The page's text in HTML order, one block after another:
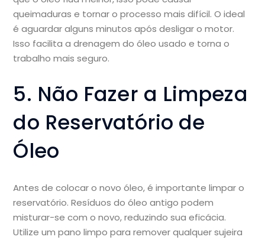
queimaduras e tornar o processo mais difícil. O ideal
é aguardar alguns minutos após desligar o motor.
Isso facilita a drenagem do óleo usado e torna o
trabalho mais seguro.
5. Não Fazer a Limpeza
do Reservatório de
Óleo
Antes de colocar o novo óleo, é importante limpar o
reservatório. Resíduos do óleo antigo podem
misturar-se com o novo, reduzindo sua eficácia.
Utilize um pano limpo para remover qualquer sujeira